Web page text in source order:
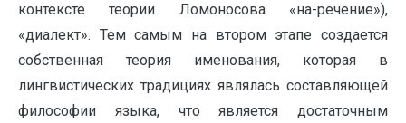
контексте теории Ломоносова «на-речение»),
«диалект». Тем самым на втором этапе создается
собственная теория именования, которая в
лингвистических традициях являлась составляющей
философии языка, что является достаточным